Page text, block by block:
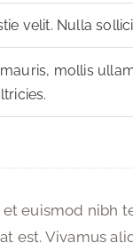
velit. Nulla
mollis
euismod nibh
est. Vivamus